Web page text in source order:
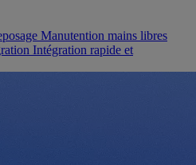
Manutention mains libres
Intégration rapide et